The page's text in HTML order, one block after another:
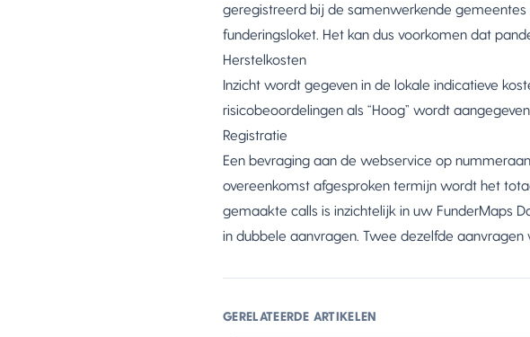
geregistreerd bij de samenwerkende
funderingsloket. Het kan dus voorkomen dat
Herstelkosten
Inzicht wordt gegeven in de lokale indicatieve
risicobeoordelingen als “Hoog” wordt
Registratie
Een bevraging aan de webservice op
overeenkomst afgesproken termijn wordt het
gemaakte calls is inzichtelijk in uw FunderMaps
in dubbele aanvragen. Twee dezelfde
GERELATEERDE ARTIKELEN